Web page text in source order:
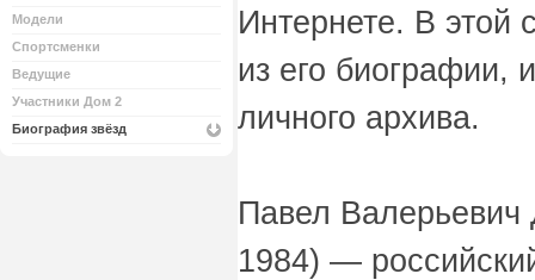
Модели
Спортсменки
Ведущие
Участники Дом 2
Биография звёзд
Интернете. В этой
из его биографии,
личного архива.
Павел Валерьевич
1984) —